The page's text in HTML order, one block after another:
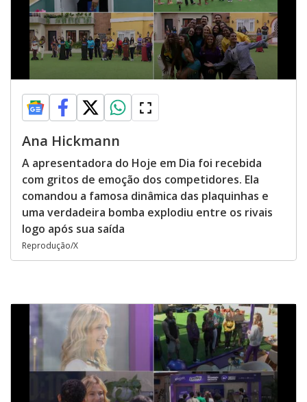
Ana Hickmann
A apresentadora do Hoje em Dia foi recebida
com gritos de emoção dos competidores. Ela
comandou a famosa dinâmica das plaquinhas e
uma verdadeira bomba explodiu entre os rivais
logo após sua saída
Reprodução/X